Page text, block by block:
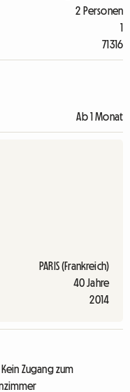
2 Personen
1
71316
Ab 1 Monat
PARIS (Frankreich)
40 Jahre
2014
Kein Zugang zum